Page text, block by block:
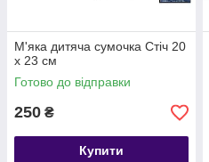
М'яка дитяча сумочка Стіч 20
х 23 см
Готово до відправки
250 ₴
Купити